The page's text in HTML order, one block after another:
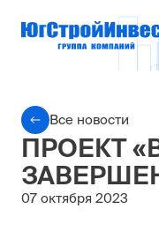
Все новости
ПРОЕКТ
07 октября 2023